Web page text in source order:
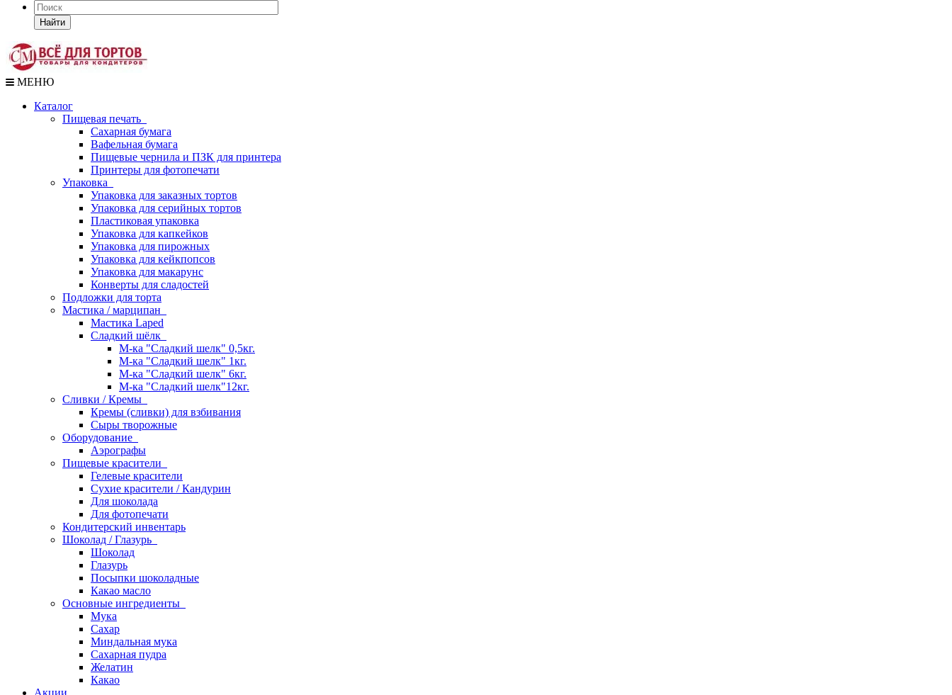
Найти
МЕНЮ
Каталог
Пищевая печать
Сахарная бумага
Вафельная бумага
Пищевые чернила и ПЗК для принтера
Принтеры для фотопечати
Упаковка
Упаковка для заказных тортов
Упаковка для серийных тортов
Пластиковая упаковка
Упаковка для капкейков
Упаковка для пирожных
Упаковка для кейкпопсов
Упаковка для макарунс
Конверты для сладостей
Подложки для торта
Мастика / марципан
Мастика Laped
Сладкий шёлк
М-ка "Сладкий шелк" 0,5кг.
М-ка "Сладкий шелк" 1кг.
М-ка "Сладкий шелк" 6кг.
М-ка "Сладкий шелк"12кг.
Сливки / Кремы
Кремы (сливки) для взбивания
Сыры творожные
Оборудование
Аэрографы
Пищевые красители
Гелевые красители
Сухие красители / Кандурин
Для шоколада
Для фотопечати
Кондитерский инвентарь
Шоколад / Глазурь
Шоколад
Глазурь
Посыпки шоколадные
Какао масло
Основные ингредиенты
Мука
Сахар
Миндальная мука
Сахарная пудра
Желатин
Какао
Акции